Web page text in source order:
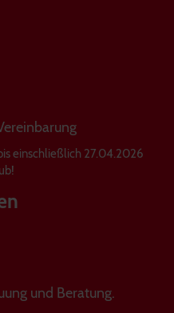
einschließlich 27.04.2026
und Beratung.